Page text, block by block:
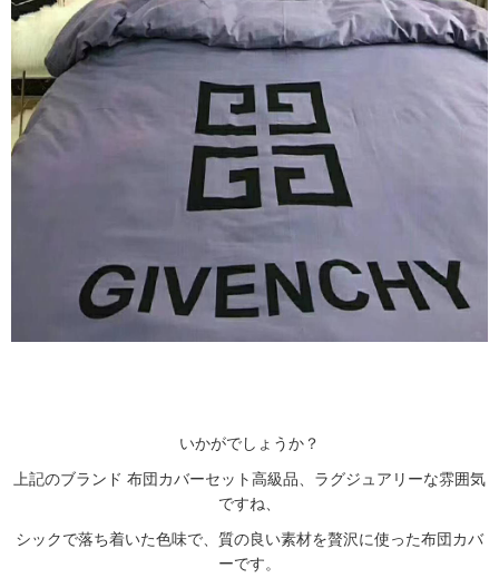
いかがでしょうか？
上記のブランド 布団カバーセット高級品、ラグジュアリーな雰囲気
ですね、
シックで落ち着いた色味で、質の良い素材を贅沢に使った布団カバ
ーです。